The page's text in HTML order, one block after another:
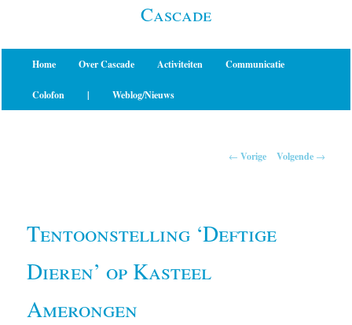
Cascade
Home Over Cascade Activiteiten Communicatie
Colofon | Weblog/Nieuws
← Vorige Volgende →
Tentoonstelling ‘Deftige
Dieren’ op Kasteel
Amerongen